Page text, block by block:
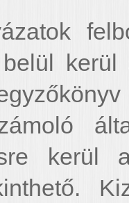
kerül
kerül